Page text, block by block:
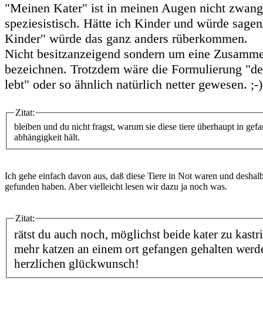
"Meinen Kater" ist in meinen Augen nicht
speziesistisch. Hätte ich Kinder und würde
Kinder" würde das ganz anders rüberkommen.
Nicht besitzanzeigend sondern um eine
bezeichnen. Trotzdem wäre die Formulierung
lebt" oder so ähnlich natürlich netter gewesen. ;-)
Zitat:
bleiben und du nicht fragst, warum sie diese tiere überhaupt in
abhängigkeit hält.
Ich gehe einfach davon aus, daß diese Tiere in Not waren und
gefunden haben. Aber vielleicht lesen wir dazu ja noch was.
Zitat:
rätst du auch noch, möglichst beide kater zu
mehr katzen an einem ort gefangen gehalten
herzlichen glückwunsch!